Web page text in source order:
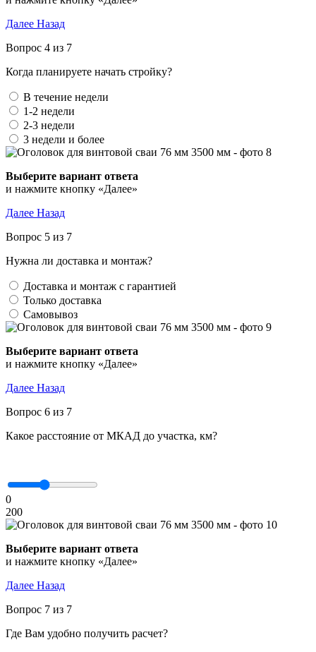
Далее Назад
Вопрос 4 из 7
Когда планируете начать стройку?
В течение недели
1-2 недели
2-3 недели
3 недели и более
Выберите вариант ответа
и нажмите кнопку «Далее»
Далее Назад
Вопрос 5 из 7
Нужна ли доставка и монтаж?
Доставка и монтаж с гарантией
Только доставка
Самовывоз
Выберите вариант ответа
и нажмите кнопку «Далее»
Далее Назад
Вопрос 6 из 7
Какое расстояние от МКАД до участка, км?
0
200
Выберите вариант ответа
и нажмите кнопку «Далее»
Далее Назад
Вопрос 7 из 7
Где Вам удобно получить расчет?